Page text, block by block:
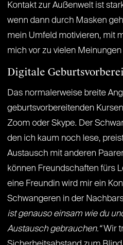
Kontakt zur Außenwelt ist
wenn dann durch Masken
mein Umfeld motivieren, mit
mich vor zu vielen
Digitale
Das normalerweise breite
geburtsvorbereitenden
Zoom oder Skype. Der
den ich kaum noch lese,
Austausch mit anderen
können Freundschaften fürs
eine Freundin wird mir ein
Schwangeren in der
ist genauso einsam wie du
Austausch gebrauchen.“Wir